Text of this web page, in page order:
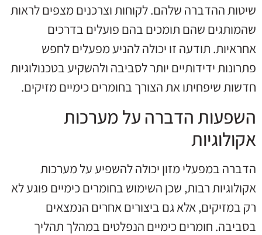
שיטות ההדברה שלהם. לקוחות וצרכנים מצפים לראות
שהמותגים שהם תומכים בהם פועלים בדרכים
אחראיות. תודעה זו יכולה להניע מפעלים לחפש
פתרונות ידידותיים יותר לסביבה ולהשקיע בטכנולוגיות
חדשות שיפחיתו את הצורך בחומרים כימיים מזיקים.
השפעות הדברה על מערכות
אקולוגיות
הדברה במפעלי מזון יכולה להשפיע על מערכות
אקולוגיות רבות, שכן השימוש בחומרים כימיים פוגע לא
רק במזיקים, אלא גם ביצורים אחרים הנמצאים
בסביבה. חומרים כימיים הנפלטים במהלך תהליך